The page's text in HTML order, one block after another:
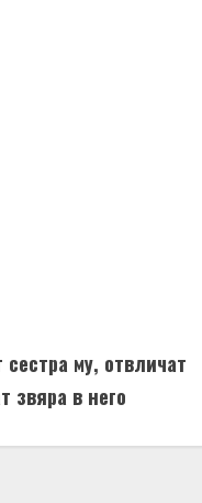
му, отвличат
звяра в него